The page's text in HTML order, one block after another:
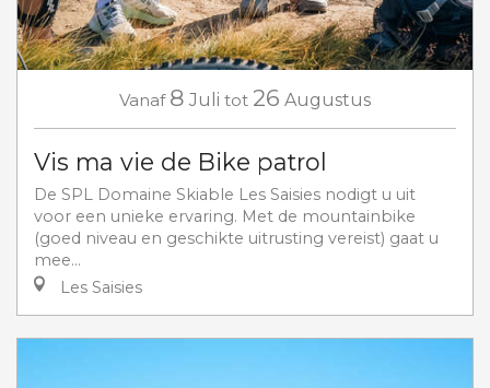
Vanaf 8 Juli tot 26 Augustus
Vis ma vie de Bike patrol
De SPL Domaine Skiable Les Saisies nodigt u uit
voor een unieke ervaring. Met de mountainbike
(goed niveau en geschikte uitrusting vereist) gaat u
mee...
Les Saisies